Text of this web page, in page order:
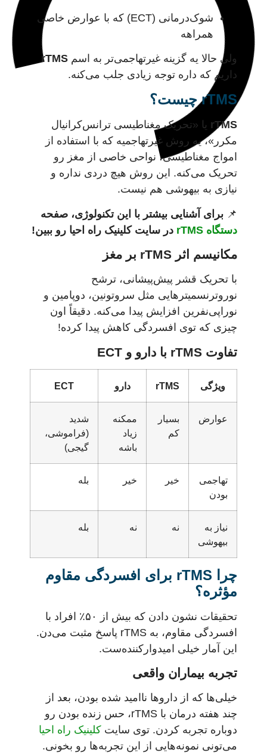
شوک‌درمانی (ECT) که با عوارض خاصی
همراهه
ولی حالا یه گزینه غیرتهاجمی‌تر به اسم rTMS
داریم که داره توجه زیادی جلب می‌کنه.
rTMS چیست؟
rTMSیا «تحریک مغناطیسی ترانس‌کرانیال
مکرر»، یه روش غیرتهاجمیه که با استفاده از
امواج مغناطیسی، نواحی خاصی از مغز رو
تحریک می‌کنه. این روش هیچ دردی نداره و
نیازی به بیهوشی هم نیست.
برای آشنایی بیشتر با این تکنولوژی، صفحه
دستگاه rTMS
در سایت کلینیک راه احیا رو ببین!
مکانیسم اثر rTMS بر مغز
با تحریک قشر پیش‌پیشانی، ترشح
نوروترنسمیترهایی مثل سروتونین، دوپامین و
نوراپی‌نفرین افزایش پیدا می‌کنه. دقیقاً اون
چیزی که توی افسردگی کاهش پیدا کرده!
تفاوت rTMS با دارو و ECT
ویژگی rTMS
عوارض
بسیار
ممکنه
(فراموشی،
گیجی)
تهاجمی
نیاز به
بیهوشی
چرا rTMS برای افسردگی مقاوم
مؤثره؟
تحقیقات نشون دادن که بیش از ۵۰٪ افراد با
افسردگی مقاوم، به rTMS پاسخ مثبت می‌دن.
این آمار خیلی امیدوارکننده‌ست.
تجربه بیماران واقعی
خیلی‌ها که از داروها ناامید شده بودن، بعد از
چند هفته درمان با rTMS، حس زنده بودن رو
دوباره تجربه کردن. توی سایتکلینیک راه احیا
می‌تونی نمونه‌هایی از این تجربه‌ها رو بخونی.